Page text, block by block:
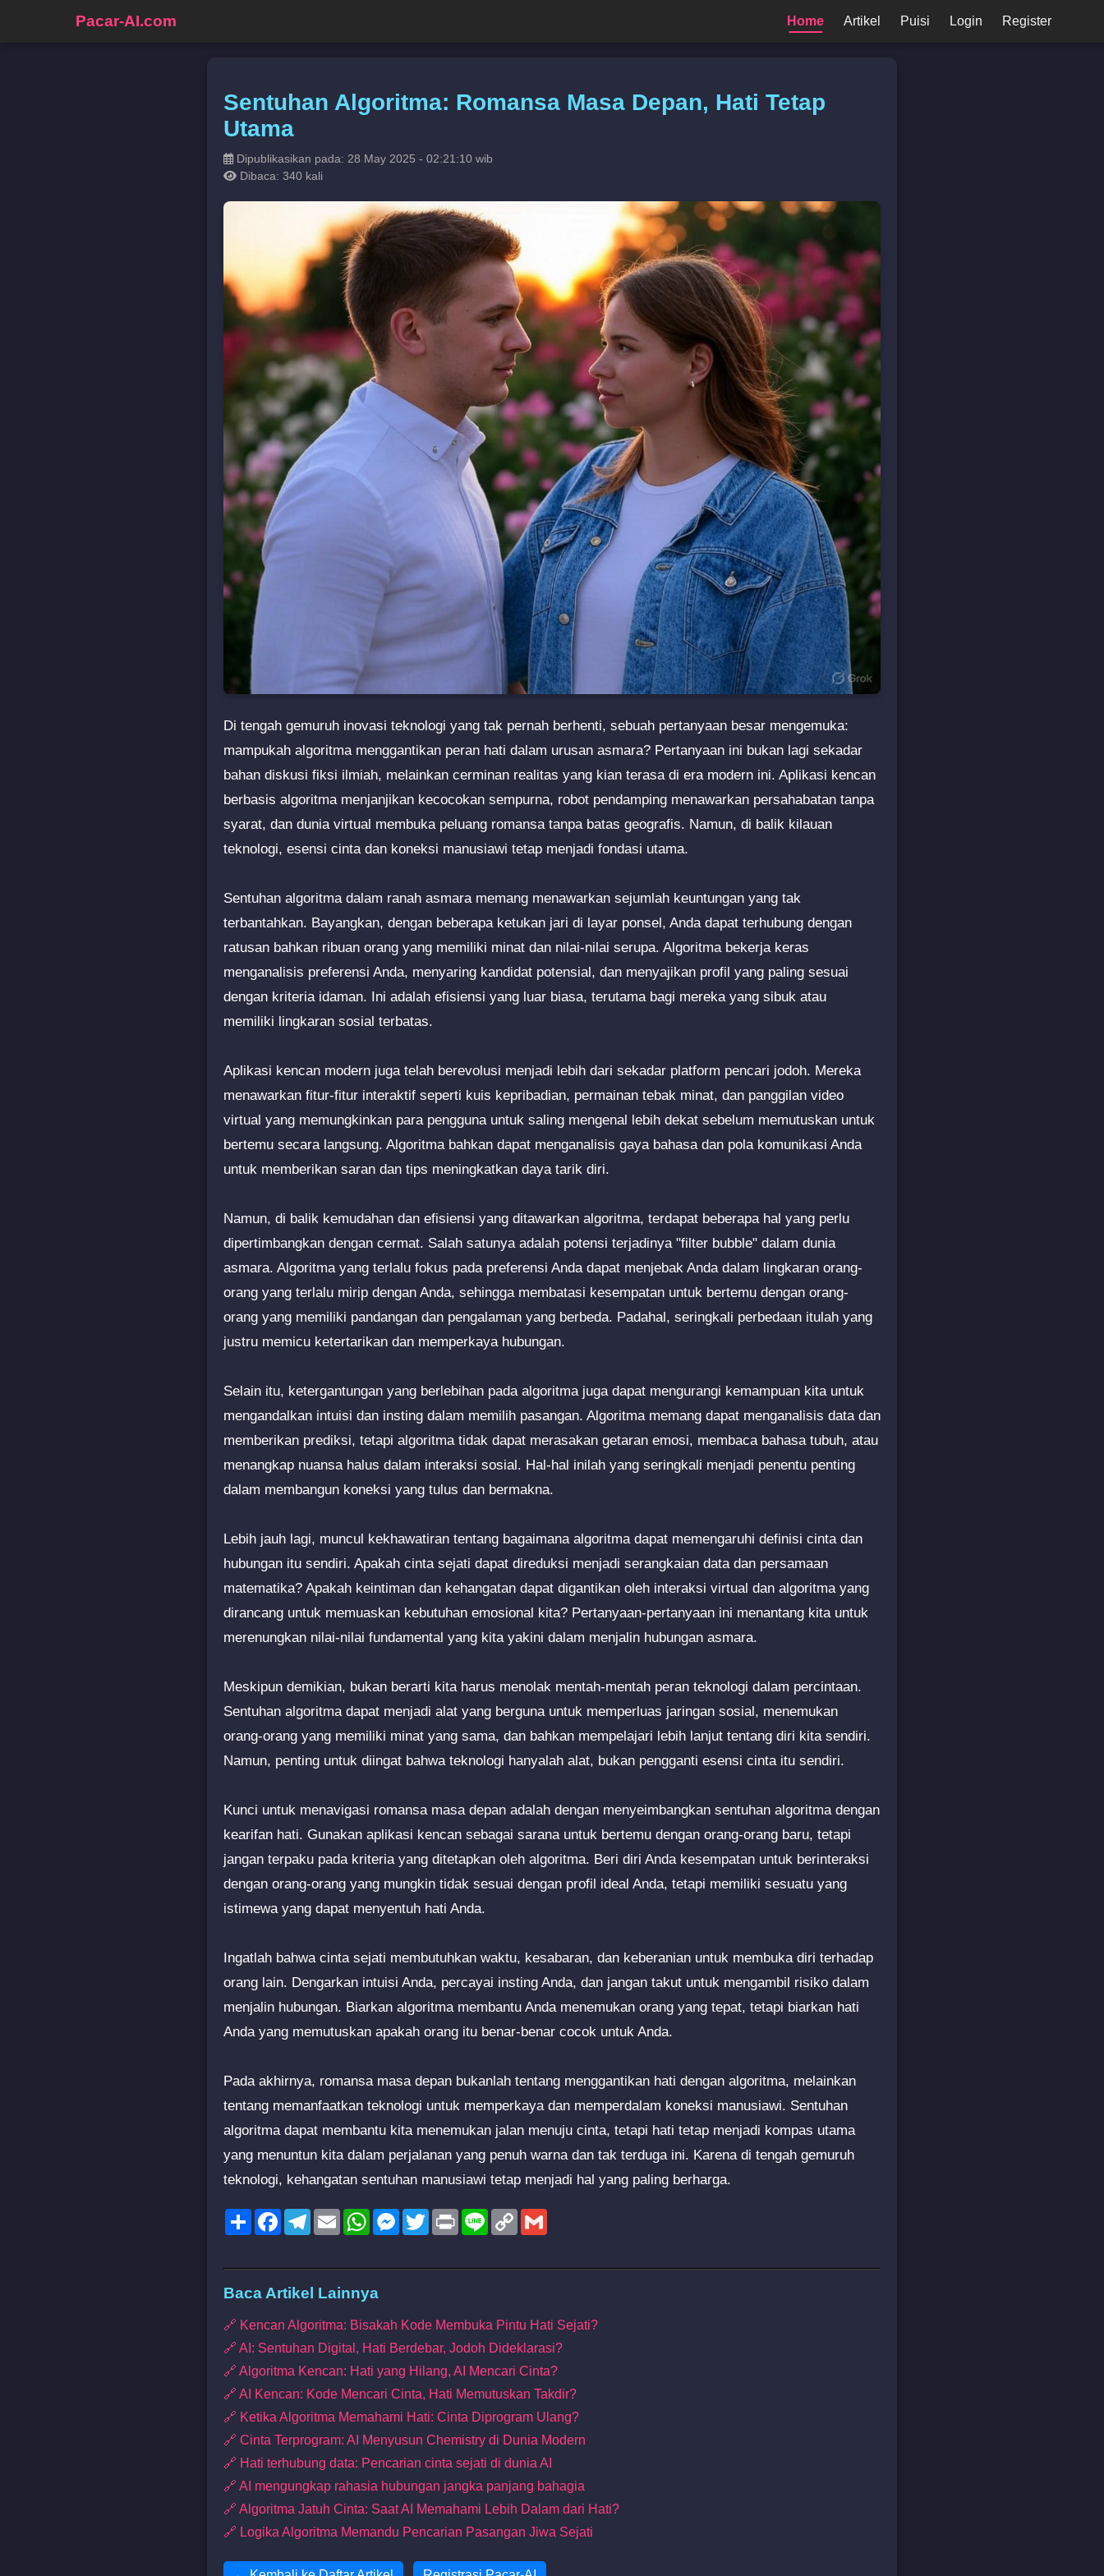
Pacar-AI.com Home Artikel Puisi Login Register
Sentuhan Algoritma: Romansa Masa Depan, Hati Tetap
Utama
Dipublikasikan pada: 28 May 2025 - 02:21:10 wib
Dibaca: 340 kali
Di tengah gemuruh inovasi teknologi yang tak pernah berhenti, sebuah pertanyaan besar mengemuka:
mampukah algoritma menggantikan peran hati dalam urusan asmara? Pertanyaan ini bukan lagi sekadar
bahan diskusi fiksi ilmiah, melainkan cerminan realitas yang kian terasa di era modern ini. Aplikasi kencan
berbasis algoritma menjanjikan kecocokan sempurna, robot pendamping menawarkan persahabatan tanpa
syarat, dan dunia virtual membuka peluang romansa tanpa batas geografis. Namun, di balik kilauan
teknologi, esensi cinta dan koneksi manusiawi tetap menjadi fondasi utama.
Sentuhan algoritma dalam ranah asmara memang menawarkan sejumlah keuntungan yang tak
terbantahkan. Bayangkan, dengan beberapa ketukan jari di layar ponsel, Anda dapat terhubung dengan
ratusan bahkan ribuan orang yang memiliki minat dan nilai-nilai serupa. Algoritma bekerja keras
menganalisis preferensi Anda, menyaring kandidat potensial, dan menyajikan profil yang paling sesuai
dengan kriteria idaman. Ini adalah efisiensi yang luar biasa, terutama bagi mereka yang sibuk atau
memiliki lingkaran sosial terbatas.
Aplikasi kencan modern juga telah berevolusi menjadi lebih dari sekadar platform pencari jodoh. Mereka
menawarkan fitur-fitur interaktif seperti kuis kepribadian, permainan tebak minat, dan panggilan video
virtual yang memungkinkan para pengguna untuk saling mengenal lebih dekat sebelum memutuskan untuk
bertemu secara langsung. Algoritma bahkan dapat menganalisis gaya bahasa dan pola komunikasi Anda
untuk memberikan saran dan tips meningkatkan daya tarik diri.
Namun, di balik kemudahan dan efisiensi yang ditawarkan algoritma, terdapat beberapa hal yang perlu
dipertimbangkan dengan cermat. Salah satunya adalah potensi terjadinya "filter bubble" dalam dunia
asmara. Algoritma yang terlalu fokus pada preferensi Anda dapat menjebak Anda dalam lingkaran orang-
orang yang terlalu mirip dengan Anda, sehingga membatasi kesempatan untuk bertemu dengan orang-
orang yang memiliki pandangan dan pengalaman yang berbeda. Padahal, seringkali perbedaan itulah yang
justru memicu ketertarikan dan memperkaya hubungan.
Selain itu, ketergantungan yang berlebihan pada algoritma juga dapat mengurangi kemampuan kita untuk
mengandalkan intuisi dan insting dalam memilih pasangan. Algoritma memang dapat menganalisis data dan
memberikan prediksi, tetapi algoritma tidak dapat merasakan getaran emosi, membaca bahasa tubuh, atau
menangkap nuansa halus dalam interaksi sosial. Hal-hal inilah yang seringkali menjadi penentu penting
dalam membangun koneksi yang tulus dan bermakna.
Lebih jauh lagi, muncul kekhawatiran tentang bagaimana algoritma dapat memengaruhi definisi cinta dan
hubungan itu sendiri. Apakah cinta sejati dapat direduksi menjadi serangkaian data dan persamaan
matematika? Apakah keintiman dan kehangatan dapat digantikan oleh interaksi virtual dan algoritma yang
dirancang untuk memuaskan kebutuhan emosional kita? Pertanyaan-pertanyaan ini menantang kita untuk
merenungkan nilai-nilai fundamental yang kita yakini dalam menjalin hubungan asmara.
Meskipun demikian, bukan berarti kita harus menolak mentah-mentah peran teknologi dalam percintaan.
Sentuhan algoritma dapat menjadi alat yang berguna untuk memperluas jaringan sosial, menemukan
orang-orang yang memiliki minat yang sama, dan bahkan mempelajari lebih lanjut tentang diri kita sendiri.
Namun, penting untuk diingat bahwa teknologi hanyalah alat, bukan pengganti esensi cinta itu sendiri.
Kunci untuk menavigasi romansa masa depan adalah dengan menyeimbangkan sentuhan algoritma dengan
kearifan hati. Gunakan aplikasi kencan sebagai sarana untuk bertemu dengan orang-orang baru, tetapi
jangan terpaku pada kriteria yang ditetapkan oleh algoritma. Beri diri Anda kesempatan untuk berinteraksi
dengan orang-orang yang mungkin tidak sesuai dengan profil ideal Anda, tetapi memiliki sesuatu yang
istimewa yang dapat menyentuh hati Anda.
Ingatlah bahwa cinta sejati membutuhkan waktu, kesabaran, dan keberanian untuk membuka diri terhadap
orang lain. Dengarkan intuisi Anda, percayai insting Anda, dan jangan takut untuk mengambil risiko dalam
menjalin hubungan. Biarkan algoritma membantu Anda menemukan orang yang tepat, tetapi biarkan hati
Anda yang memutuskan apakah orang itu benar-benar cocok untuk Anda.
Pada akhirnya, romansa masa depan bukanlah tentang menggantikan hati dengan algoritma, melainkan
tentang memanfaatkan teknologi untuk memperkaya dan memperdalam koneksi manusiawi. Sentuhan
algoritma dapat membantu kita menemukan jalan menuju cinta, tetapi hati tetap menjadi kompas utama
yang menuntun kita dalam perjalanan yang penuh warna dan tak terduga ini. Karena di tengah gemuruh
teknologi, kehangatan sentuhan manusiawi tetap menjadi hal yang paling berharga.
ShareFacebookTelegram
EmailWhatsAppMessenger
TwitterPrint Line Copy
Link
Baca Artikel Lainnya
🔗 Kencan Algoritma: Bisakah Kode Membuka Pintu Hati Sejati?
🔗 AI: Sentuhan Digital, Hati Berdebar, Jodoh Dideklarasi?
🔗 Algoritma Kencan: Hati yang Hilang, AI Mencari Cinta?
🔗 AI Kencan: Kode Mencari Cinta, Hati Memutuskan Takdir?
🔗 Ketika Algoritma Memahami Hati: Cinta Diprogram Ulang?
🔗 Cinta Terprogram: AI Menyusun Chemistry di Dunia Modern
🔗 Hati terhubung data: Pencarian cinta sejati di dunia AI
🔗 AI mengungkap rahasia hubungan jangka panjang bahagia
🔗 Algoritma Jatuh Cinta: Saat AI Memahami Lebih Dalam dari Hati?
🔗 Logika Algoritma Memandu Pencarian Pasangan Jiwa Sejati